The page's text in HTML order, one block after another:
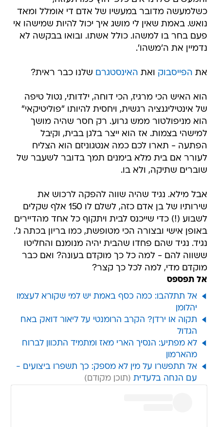
כשלמעשה מדובר במעשיו של אדם די אומלל ומאד
נואש. באמת שאין לי מושג איך יכול להיות שמישהו אי
פעם בחר בו למשהו. כולל אשתו. ובואו בבקשה לא
נדמיין את ה'משהו'.
את הפייסבוק ואת האינסטגרם שלנו כבר ראית?
הוא האיש הכי מרגיז, הכי דוחה, ילדותי, נטול טיפה
של אינטיליגנציה רגשית, ויחסית להיותו "פוליטיקאי"
הוא מניפולטור ממש גרוע. רק חסר שהיה מושך
למישהי בצמות. אז הוא ייצר בלגן בבית, וקיבל
הפתעה - תארו לכם כמה אנטגוניזם הוא הצליח
לעורר אם בית מלא בימנים תמך בדובר לשעבר של
שוברים שתיקה, ולא בו.
אבל מילא. נגיד שהיה שווה להפקה לרכוש את
שירותיו של בן אדם כזה, לשלם לו 150 אלף שקלים
לשבוע (!) כדי שייכנס לבית ויתקוף כל אחד מהדיירים
באופן אישי ובצורה הכי מטופשת, כמו בריון בכתה ג'.
נגיד. נגיד שהם פחדו שהבית יהיה מנומנם והחליטו
ששווה להם - למה כל כך מוקדם בעונה? ואם כבר
מוקדם מדי, למה לכל כך קצר?
אל תפספס
אל תתלהבו: כמה כסף באמת יש למי שקורא לעצמו
יהלומן
תקוה או ירדן? הקרב הרומנטי על ליאור דואק באח
הגדול
לא מפתיע: הנסיך הארי מאז ומתמיד התכוון לברוח
מהארמון
אל תתפשרו על מין לא מספק: כך תשפרו ביצועים -
עם הנחה בלעדית